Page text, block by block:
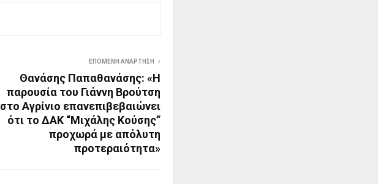
ΕΠΌΜΕΝΗ ΑΝΆΡΤΗΣΗ
Θανάσης Παπαθανάσης: «Η
παρουσία του Γιάννη Βρούτση
στο Αγρίνιο επανεπιβεβαιώνει
ότι το ΔΑΚ “Μιχάλης Κούσης”
προχωρά με απόλυτη
προτεραιότητα»